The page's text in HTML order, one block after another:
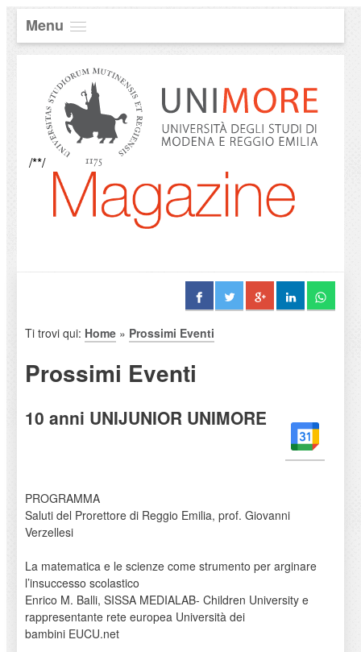
Menu
/**/
Ti trovi qui: Home» Prossimi Eventi
Prossimi Eventi
10 anni UNIJUNIOR UNIMORE
PROGRAMMA
Saluti del Prorettore di Reggio Emilia, prof. Giovanni
Verzellesi
La matematica e le scienze come strumento per arginare
l’insuccesso scolastico
Enrico M. Balli, SISSA MEDIALAB- Children University e
rappresentante rete europea Università dei
bambini EUCU.net